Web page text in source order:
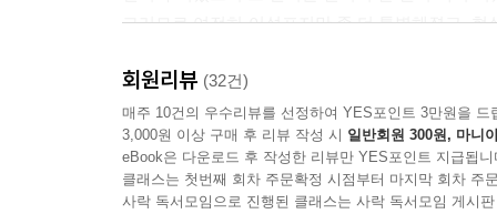
그러므로 여전히 어설프지만 좀 더 특별해졌고,
김동영이라는 이름 석 자보다는‘생선’이라는 이
라이즈’에서 공연·앨범 기획을 했다. 그 후,‘델리 스
「복고풍 로맨스」「항상 엔진을 켜둘게」「
음악작가 일을 하기도 했을 뿐만 아니라‘아마도 이
회원리뷰 (32건)
매주 10건의 우수리뷰를 선정하여 YES포인트 3만원을 드
3,000원 이상 구매 후 리뷰 작성 시 일반회원 300원, 마니
eBook은 다운로드 후 작성한 리뷰만 YES포인트 지급됩니
클래스는 첫번째 회차 주문확정 시점부터 마지막 회차 주
사락 독서모임으로 진행된 클래스는 사락 독서모임 게시